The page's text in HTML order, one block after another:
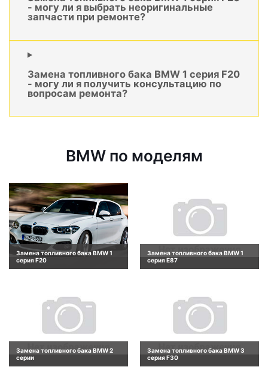
- могу ли я выбрать неоригинальные
запчасти при ремонте?
Замена топливного бака BMW 1 серия F20
- могу ли я получить консультацию по
вопросам ремонта?
BMW по моделям
Замена топливного бака BMW 1
серия F20
Замена топливного бака BMW 1
серия E87
Замена топливного бака BMW 2
серии
Замена топливного бака BMW 3
серия F30